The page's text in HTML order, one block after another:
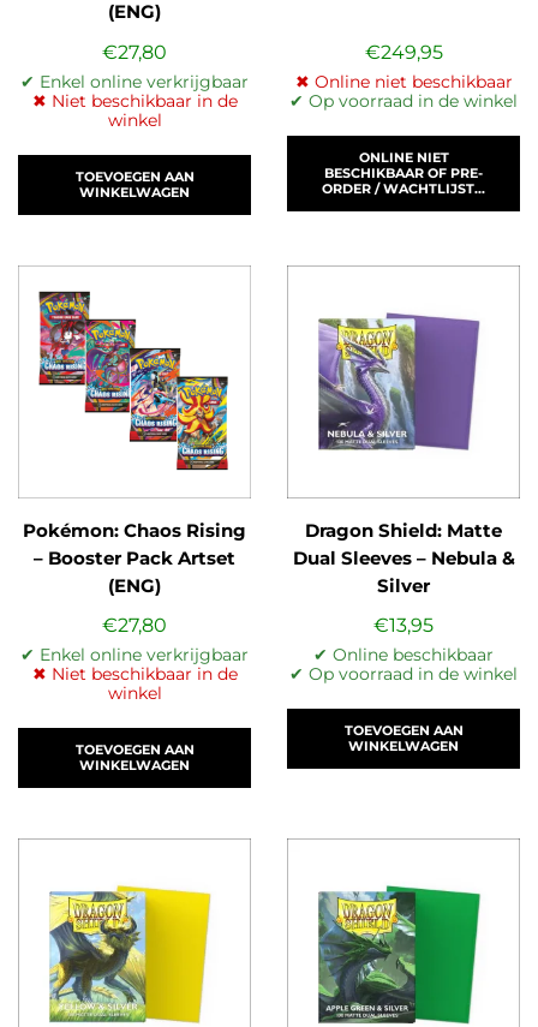
(ENG)
€27,80
✔ Enkel online verkrijgbaar
✖ Niet beschikbaar in de
winkel
TOEVOEGEN AAN
WINKELWAGEN
€249,95
✖ Online niet beschikbaar
✔ Op voorraad in de winkel
ONLINE NIET
BESCHIKBAAR OF PRE-
ORDER / WACHTLIJST...
Pokémon: Chaos Rising
– Booster Pack Artset
(ENG)
€27,80
✔ Enkel online verkrijgbaar
✖ Niet beschikbaar in de
winkel
TOEVOEGEN AAN
WINKELWAGEN
Dragon Shield: Matte
Dual Sleeves – Nebula &
Silver
€13,95
✔ Online beschikbaar
✔ Op voorraad in de winkel
TOEVOEGEN AAN
WINKELWAGEN